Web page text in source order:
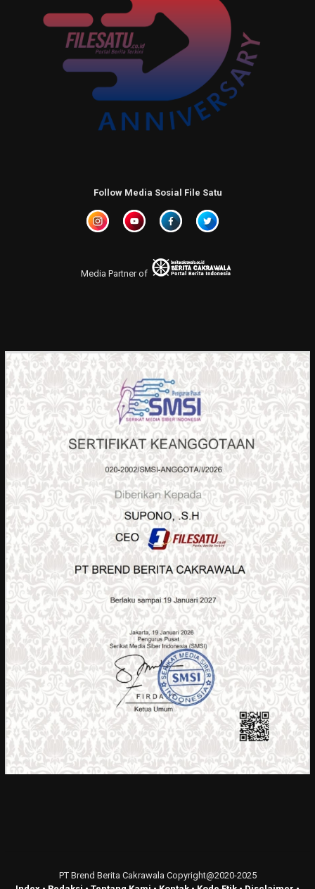
Follow Media Sosial File Satu
Media Partner of
PT Brend Berita Cakrawala Copyright@2020-2025